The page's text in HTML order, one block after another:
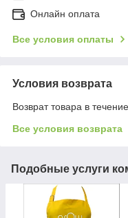
Онлайн оплата
Все условия оплаты
Условия возврата
Возврат товара в
Все условия возврата
Подобные услуги